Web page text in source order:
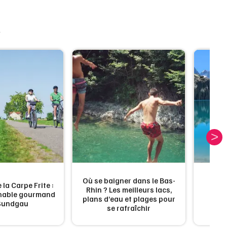
Sports
Sorties famille
Expos
Sorties & loisirs
Alimentation dans le Grand Est
Nantes
Paris
Strasbourg
Toulouse
Toutes les villes
la Carpe Frite :
gourmand
Où se baigner dans le Bas-
Rhin ? Les meilleurs lacs,
plans d’eau et plages pour
se rafraîchir